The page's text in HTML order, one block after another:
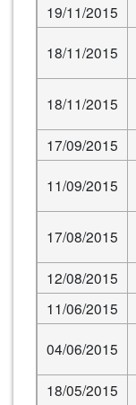
19/11/2015
18/11/2015
18/11/2015
17/09/2015
11/09/2015
17/08/2015
12/08/2015
11/06/2015
04/06/2015
18/05/2015